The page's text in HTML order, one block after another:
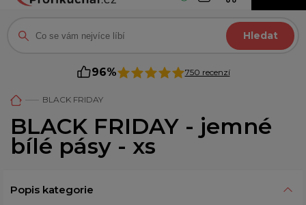
Hledat
96% 750 recenzí
BLACK FRIDAY
BLACK FRIDAY - jemné
bílé pásy - xs
Popis kategorie